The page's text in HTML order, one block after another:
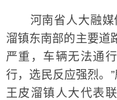
河南省人大融媒
溜镇东南部的主要道
严重，车辆无法通
行，选民反应强烈。
王皮溜镇人大代表